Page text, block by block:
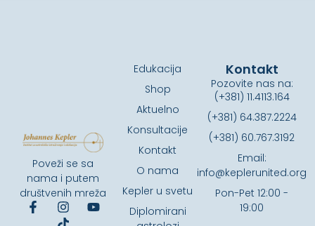
Poveži se sa
nama i putem
društvenih mreža
Edukacija
Shop
Aktuelno
Konsultacije
Kontakt
O nama
Kepler u svetu
Diplomirani
Kontakt
Pozovite nas na:
(+381) 11.4113.164
(+381) 64.387.2224
(+381) 60.767.3192
Email:
info@keplerunited.org
Pon-Pet 12:00 -
19:00